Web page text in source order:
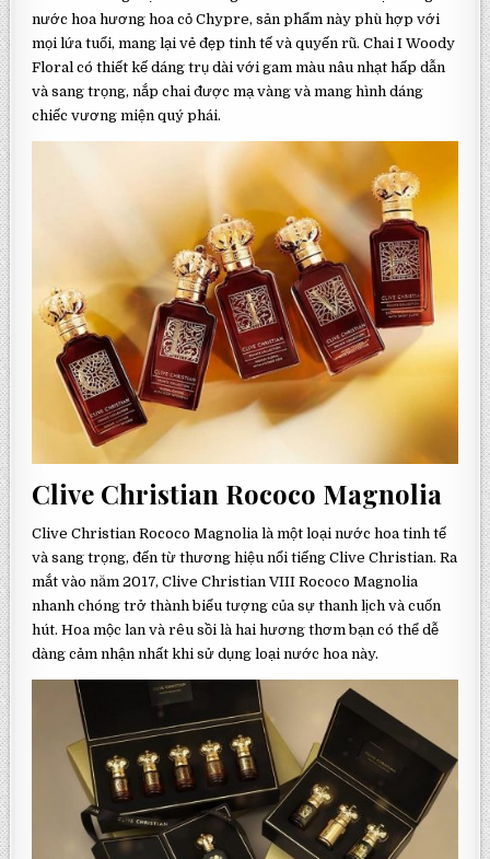
nước hoa hương hoa cỏ Chypre, sản phẩm này phù hợp với
mọi lứa tuổi, mang lại vẻ đẹp tinh tế và quyến rũ. Chai I Woody
Floral có thiết kế dáng trụ dài với gam màu nâu nhạt hấp dẫn
và sang trọng, nắp chai được mạ vàng và mang hình dáng
chiếc vương miện quý phái.
Clive Christian Rococo Magnolia
Clive Christian Rococo Magnolia là một loại nước hoa tinh tế
và sang trọng, đến từ thương hiệu nổi tiếng Clive Christian. Ra
mắt vào năm 2017, Clive Christian VIII Rococo Magnolia
nhanh chóng trở thành biểu tượng của sự thanh lịch và cuốn
hút. Hoa mộc lan và rêu sồi là hai hương thơm bạn có thể dễ
dàng cảm nhận nhất khi sử dụng loại nước hoa này.